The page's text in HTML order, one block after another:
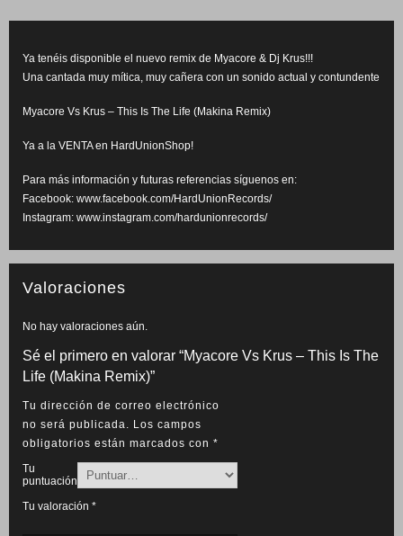
(Makina
Ya tenéis disponible el nuevo remix de Myacore & Dj Krus!!!
Una cantada muy mítica, muy cañera con un sonido actual y contundente
Myacore Vs Krus – This Is The Life (Makina Remix)
Ya a la VENTA en HardUnionShop!
Para más información y futuras referencias síguenos en:
Facebook: www.facebook.com/HardUnionRecords/
Instagram: www.instagram.com/hardunionrecords/
Valoraciones
No hay valoraciones aún.
Sé el primero en valorar “Myacore Vs Krus – This Is The
Life (Makina Remix)”
Tu dirección de correo electrónico
no será publicada.
Los campos
obligatorios están marcados con *
Tu
puntuación
Tu valoración *